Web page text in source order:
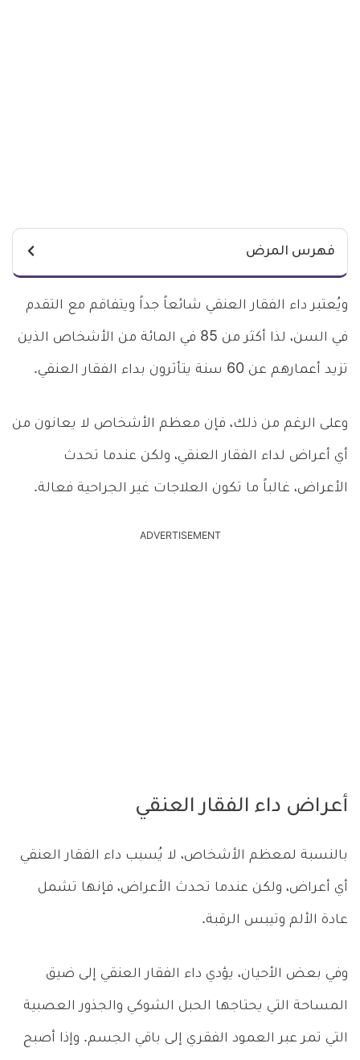
فهرس المرض
ويُعتبر داء الفقار العنقي شائعاً جداً ويتفاقم مع التقدم
في السن، لذا أكثر من 85 في المائة من الأشخاص الذين
تزيد أعمارهم عن 60 سنة يتأثرون بداء الفقار العنقي.
وعلى الرغم من ذلك، فإن معظم الأشخاص لا يعانون من
أي أعراض لداء الفقار العنقي، ولكن عندما تحدث
الأعراض، غالباً ما تكون العلاجات غير الجراحية فعالة.
ADVERTISEMENT
أعراض داء الفقار العنقي
بالنسبة لمعظم الأشخاص، لا يُسبب داء الفقار العنقي
أي أعراض، ولكن عندما تحدث الأعراض، فإنها تشمل
عادة الألم وتيبس الرقبة.
وفي بعض الأحيان، يؤدي داء الفقار العنقي إلى ضيق
المساحة التي يحتاجها الحبل الشوكي والجذور العصبية
التي تمر عبر العمود الفقري إلى باقي الجسم. وإذا أصبح